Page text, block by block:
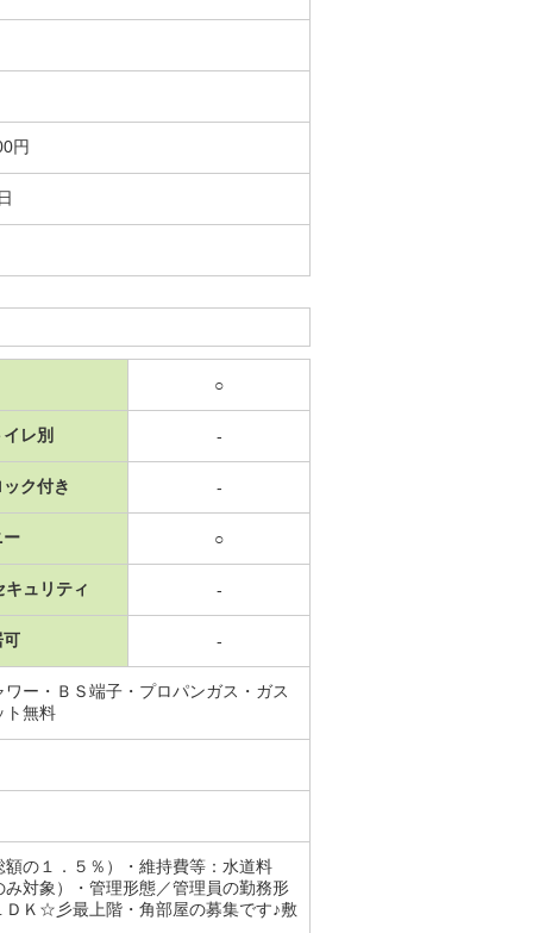
円
○
レ別 -
ク付き -
ー ○
キュリティ -
可 -
ー・ＢＳ端子・プロパンガス・ガス
ト無料
の１．５％）・維持費等：水道料
対象）・管理形態／管理員の勤務形
ＤＫ☆彡最上階・角部屋の募集です♪敷